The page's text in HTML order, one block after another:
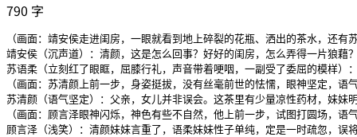
790 字
（画面：靖安侯走进闺房，一眼就看到地上碎裂的花瓶、洒出的茶水，还
靖安侯（沉声道）：清颜，这是怎么回事？好好的闺房，怎么弄得一片狼藉
苏语柔（立刻红了眼眶，屈膝行礼，声音带着哽咽，一副受了委屈的模样
（画面：苏清颜上前一步，身姿挺拔，没有丝毫前世的怯懦，眼神坚定，
苏清颜（语气坚定）：父亲，女儿并非误会。这茶里有少量凉性药材，妹
（画面：顾言泽眼神闪烁，神色有些不自然，他上前一步，试图打圆场，
顾言泽（浅笑）：清颜妹妹言重了，语柔妹妹性子单纯，定是一时疏忽，